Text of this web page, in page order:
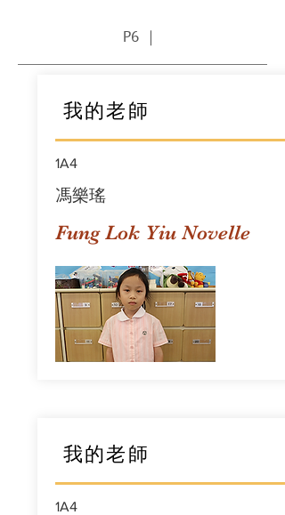
P6 ｜
我的老師
1A4
馮樂瑤
Fung Lok Yiu Novelle
我的老師
1A4